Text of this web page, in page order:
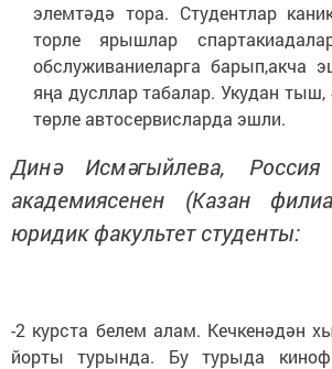
элемтәдә тора. Студентлар
торле ярышлар
обслуживаниеларга барып,акча
яңа дусллар табалар. Укудан тыш,
төрле автосервисларда эшли.
Динә Исмәгыйлева,
академиясенен (Казан
юридик факультет студенты:
-2 курста белем алам. Кечкенәдән
йорты турында. Бу турыда